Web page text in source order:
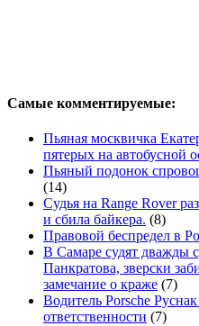
Самые комментируемые:
Пьяная москвичка
пятерых на автобусной
Пьяный подонок
(14)
Судья на Range Rover
и сбила байкера. (8)
Правовой беспредел в
В Самаре судят дважды
Панкратова, зверски
замечание о краже (7)
Водитель Porsche
ответственности (7)